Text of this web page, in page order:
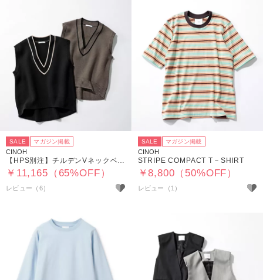
SALE マガジン掲載
CINOH
￥11,165（65%OFF）
レビュー（6）
SALE マガジン掲載
CINOH
STRIPE COMPACT T－SHIRT
￥8,800（50%OFF）
レビュー（1）